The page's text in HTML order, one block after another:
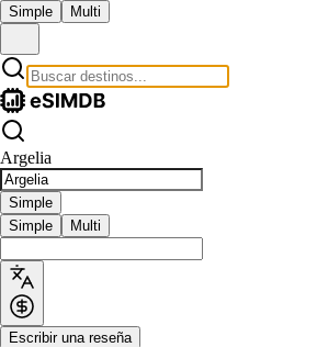
Simple Multi
Argelia
Simple
Simple
Multi
Escribir una reseña